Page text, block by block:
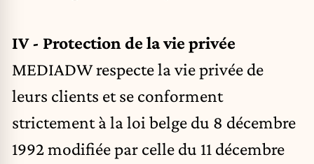
IV - Protection de la vie privée
MEDIADW respecte la vie privée de
leurs clients et se conforment
strictement à la loi belge du 8 décembre
1992 modifiée par celle du 11 décembre